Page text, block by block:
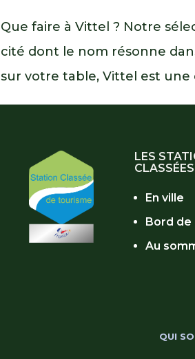
Que faire à Vittel ? Notre
cité dont le nom résonne
sur votre table, Vittel est
LES
CLASSÉES
En ville
Bord de
Au
QUI